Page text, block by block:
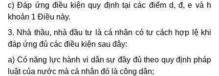
c) Đáp ứng điều kiện quy định tại các điểm d, đ, e và h
khoản 1 Điều này.
3. Nhà thầu, nhà đầu tư là cá nhân có tư cách hợp lệ khi
đáp ứng đủ các điều kiện sau đây:
a) Có năng lực hành vi dân sự đầy đủ theo quy định pháp
luật của nước mà cá nhân đó là công dân;